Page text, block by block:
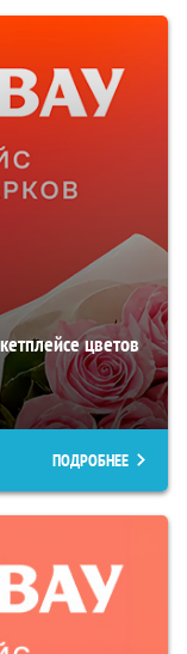
цветов
ПОДРОБНЕЕ